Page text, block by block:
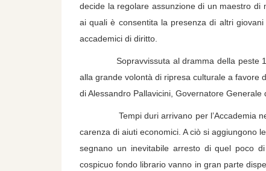
decide la regolare assunzione di un maestro di
ai quali è consentita la presenza di altri
accademici di diritto.
Sopravvissuta al dramma della peste
alla grande volontà di ripresa culturale a favore
di Alessandro Pallavicini, Governatore
Tempi duri arrivano per l’Accademia nel
carenza di aiuti economici. A ciò si aggiungono
segnano un inevitabile arresto di quel poco
cospicuo fondo librario vanno in gran parte